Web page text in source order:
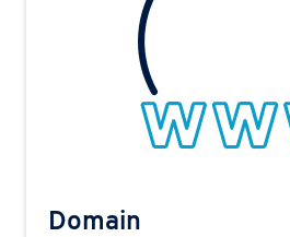
Domain